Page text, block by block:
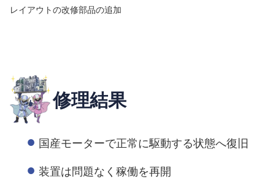
レイアウトの改修部品の追加
修理結果
国産モーターで正常に駆動する状態へ復旧
装置は問題なく稼働を再開